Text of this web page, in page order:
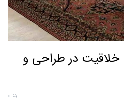
خلاقیت در طراحی و